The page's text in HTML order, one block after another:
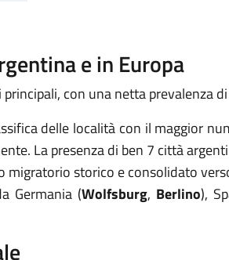
e in Europa
con una netta prevalenza
delle località con il maggior
La presenza di ben 7 città
migratorio storico e consolidato
Germania (Wolfsburg, Berlino),